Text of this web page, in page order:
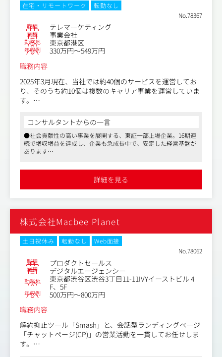
メント
変更の範囲：会社の定める業務
在宅・リモートワーク
転勤なし
No.78367
職種 テレマーケティング
業種 事業会社
勤務地 東京都港区
年収例
330万円～549万円
職務内容
2025年3月現在、当社では約40個のサービスを運営してお
り、そのうち約10個は複数のキャリア事業を運営していま
す。
療・介護/障害福祉サービスの提供が困難になる」という
社会課題に対し、「医療・介護/障害福祉の人手不足と偏
在の解消」に貢献することで解決を目指しています。
・医療キャリア事業本部テレマーケティンググループ（以
っている部署です。当社が運営するサービスが増える中、
テレマGrの役割も拡大しており、増員を計画しておりま
ーダー、トレーナー、マネージャー、グループ長の計6つ
の役割・役職があります。メンバーとして入社した後、
「ハイパフォーマー」を目指していただき、その後は概ね
A：ハイパフォーマーとして、プレーヤーとしての能力を
高め続ける
B：リーダー、マネージャー、グループ長として、組織運
営力を高め続ける
C：顧客対応を通じて能力を高め、別部門へ異動する
0％）はメンバーの業務と同じ）
（1）求職者対応業務（toC）
同社人材紹介サービスにご登録いただいた医療系有資格者
コンサルタントからの一言
●社会貢献性の高い事業を展開する、東証一部上場企業。16期連
続で増収増益を達成し、企業も急成長中で、安定した経営基盤が
あります
会・キャリア機会も潤沢に提供が可能。さらにマーケにとどまら
ないキャリアをつくることも可能です
●ハイブリッド勤務、年間休日125日程度、全社で19：30完全退
社に取り組むなど、ワークライフバランスが整った環境です
詳細を見る
株式会社Macbee Planet
土日祝休み 転勤なし
Web面接
No.78062
職種 プロダクトセールス
業種 デジタルエージェンシー
勤務地
東京都渋谷区渋谷3丁目11-11IVYイーストビル 4
F、5F
年収例
500万円～800万円
職務内容
解約抑止ツール「Smash」と、会話型ランディングページ
「チャットページ(CP)」の営業活動を一貫してお任せしま
す。